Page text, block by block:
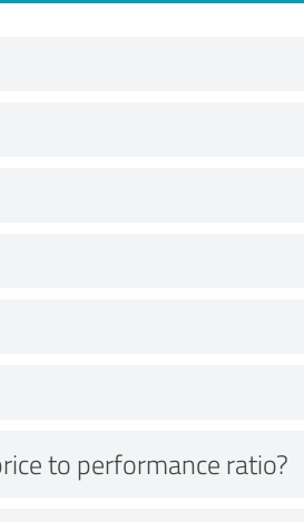
to performance ratio?